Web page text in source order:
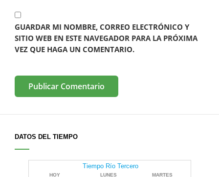
GUARDAR MI NOMBRE, CORREO ELECTRÓNICO Y
SITIO WEB EN ESTE NAVEGADOR PARA LA PRÓXIMA
VEZ QUE HAGA UN COMENTARIO.
DATOS DEL TIEMPO